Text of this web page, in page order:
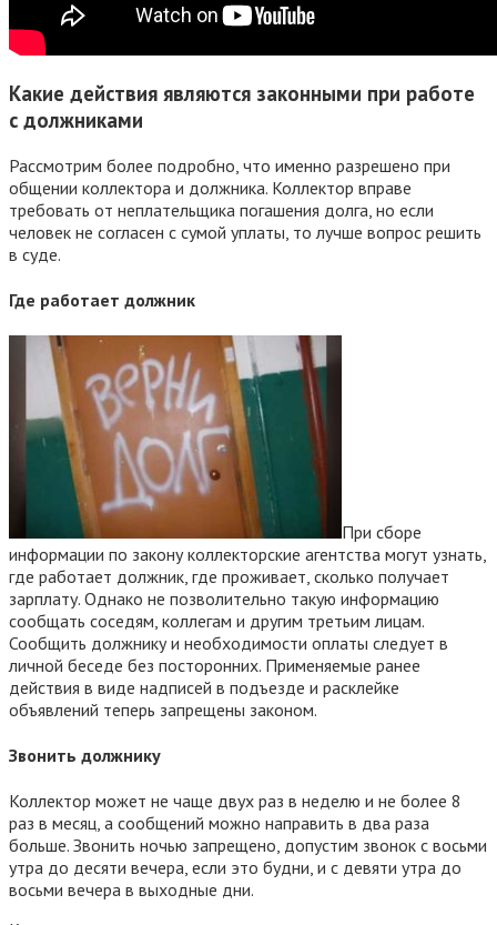
Какие действия являются законными при работе
с должниками
Рассмотрим более подробно, что именно разрешено при
общении коллектора и должника. Коллектор вправе
требовать от неплательщика погашения долга, но если
человек не согласен с сумой уплаты, то лучше вопрос решить
в суде.
Где работает должник
При сборе
информации по закону коллекторские агентства могут узнать,
где работает должник, где проживает, сколько получает
зарплату. Однако не позволительно такую информацию
сообщать соседям, коллегам и другим третьим лицам.
Сообщить должнику и необходимости оплаты следует в
личной беседе без посторонних. Применяемые ранее
действия в виде надписей в подъезде и расклейке
объявлений теперь запрещены законом.
Звонить должнику
Коллектор может не чаще двух раз в неделю и не более 8
раз в месяц, а сообщений можно направить в два раза
больше. Звонить ночью запрещено, допустим звонок с восьми
утра до десяти вечера, если это будни, и с девяти утра до
восьми вечера в выходные дни.